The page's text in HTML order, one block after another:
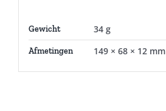
Gewicht 34 g
Afmetingen 149 × 68 × 12 mm